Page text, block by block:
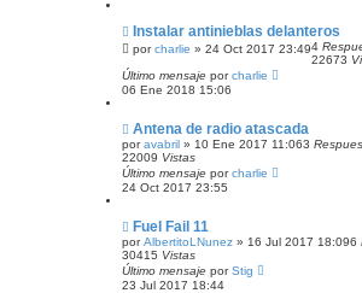
Instalar antinieblas delanteros
porcharlie » 24 Oct 2017 23:494
22673
Último mensaje porcharlie
06 Ene 2018 15:06
Antena de radio atascada
poravabril » 10 Ene 2017 11:063
22009 Vistas
Último mensaje porcharlie
24 Oct 2017 23:55
Fuel Fail 11
porAlbertitoLNunez » 16 Jul 2017 18:096
30415 Vistas
Último mensaje porStig
23 Jul 2017 18:44